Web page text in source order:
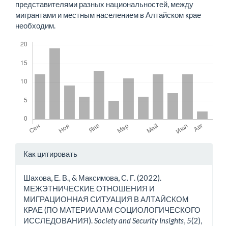
представителями разных национальностей, между
мигрантами и местным населением в Алтайском крае
необходим.
Детали
Как цитировать
Шахова, Е. В., & Максимова, С. Г. (2022).
МЕЖЭТНИЧЕСКИЕ ОТНОШЕНИЯ И
МИГРАЦИОННАЯ СИТУАЦИЯ В АЛТАЙСКОМ
КРАЕ (ПО МАТЕРИАЛАМ СОЦИОЛОГИЧЕСКОГО
ИССЛЕДОВАНИЯ).Society and Security Insights,5(2),